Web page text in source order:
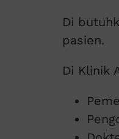
Di
pasien.
Di Klinik